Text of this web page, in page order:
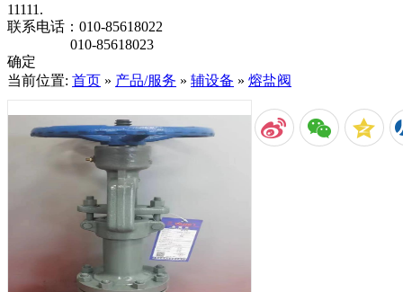
11111.
联系电话： 010-85618022
010-85618023
确定
当前位置: 首页 » 产品/服务 » 辅设备 » 熔盐阀